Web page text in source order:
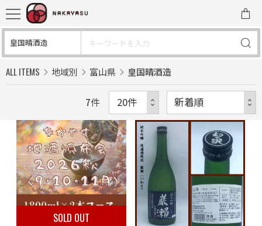
ALL ITEMS 地域別 富山県 皇国晴酒造
7件
SOLD OUT
SOLD OUT
SOLD OUT
SOLD OUT
SOLD OUT
SOLD OUT
SOLD OUT
SOLD OUT
SOLD OUT
SOLD OUT
SOLD OUT
SOLD OUT
SOLD OUT
SOLD OUT
SOLD OUT
SOLD OUT
SOLD OUT
SOLD OUT
SOLD OUT
SOLD OUT
SOLD OUT
SOLD OUT
SOLD OUT
SOLD OUT
SOLD OUT